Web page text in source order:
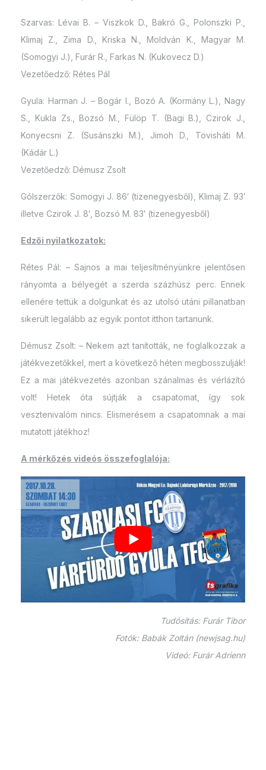
Szarvas: Lévai B. – Viszkok D., Bakró G., Polonszki P.,
Klimaj Z., Zima D., Kriska N., Moldván K., Magyar M.
(Somogyi J.), Furár R., Farkas N. (Kukovecz D.)
Vezetőedző: Rétes Pál
Gyula: Harman J. – Bogár I., Bozó A. (Kormány L.), Nagy
S., Kukla Zs., Bozsó M., Fülöp T. (Bagi B.), Czirok J.,
Konyecsni Z. (Susánszki M.), Jimoh D., Tövisháti M.
(Kádár L.)
Vezetőedző: Démusz Zsolt
Gólszerzők: Somogyi J. 86′ (tizenegyesből), Klimaj Z. 93′
illetve Czirok J. 8′, Bozsó M. 83′ (tizenegyesből)
Edzői nyilatkozatok:
Rétes Pál: – Sajnos a mai teljesítményünkre jelentősen
rányomta a bélyegét a szerda százhúsz perc. Ennek
ellenére tettük a dolgunkat és az utolsó utáni pillanatban
sikerült legalább az egyik pontot itthon tartanunk.
Démusz Zsolt: – Nekem azt tanították, ne foglalkozzak a
játékvezetőkkel, mert a következő héten megbosszulják!
Ez a mai játékvezetés azonban szánalmas és vérlázító
volt! Hetek óta sújtják a csapatomat, így sok
vesztenivalóm nincs. Elismerésem a csapatomnak a mai
mutatott játékhoz!
A mérkőzés videós összefoglalója:
Tudósítás: Furár Tibor
Fotók: Babák Zoltán (newjsag.hu)
Videó: Furár Adrienn